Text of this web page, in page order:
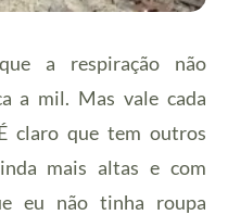
a respiração não
a mil. Mas vale cada
claro que tem outros
mais altas e com
eu não tinha roupa